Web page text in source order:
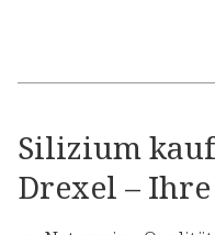
Silizium
Drexel –